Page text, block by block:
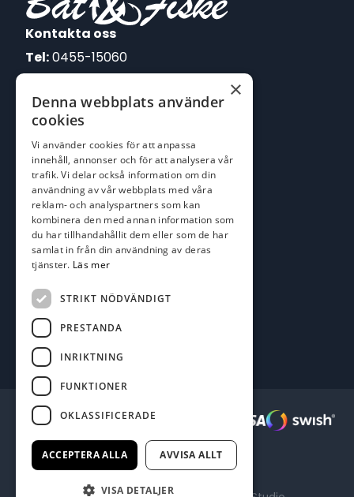
Kontakta oss
Tel:0455-15060
E-post:
johan@batofiske.se
kim@batofiske.se
Adress
Karlskrona Båt & Fiske AB
Lallerstedts gata 4
371 54 Karlskrona
Följ oss
Facebook
Säkra betalningar :
×
Denna webbplats använder
cookies
Vi använder cookies för att anpassa
innehåll, annonser och för att analysera vår
trafik. Vi delar också information om din
användning av vår webbplats med våra
reklam- och analyspartners som kan
kombinera den med annan information som
du har tillhandahållit dem eller som de har
samlat in från din användning av deras
tjänster. Läs mer
STRIKT NÖDVÄNDIGT
PRESTANDA
INRIKTNING
FUNKTIONER
OKLASSIFICERADE
ACCEPTERA ALLA AVVISA ALLT
VISA DETALJER